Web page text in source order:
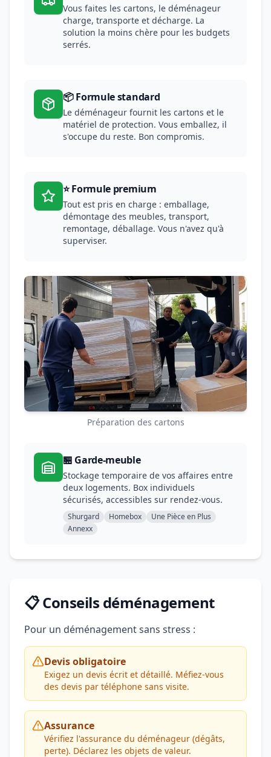
Vous faites les cartons, le déménageur
charge, transporte et décharge. La
solution la moins chère pour les budgets
serrés.
📦 Formule standard
Le déménageur fournit les cartons et le
matériel de protection. Vous emballez, il
s'occupe du reste. Bon compromis.
⭐ Formule premium
Tout est pris en charge : emballage,
démontage des meubles, transport,
remontage, déballage. Vous n'avez qu'à
superviser.
Préparation des cartons
🏪 Garde-meuble
Stockage temporaire de vos affaires entre
deux logements. Box individuels
sécurisés, accessibles sur rendez-vous.
Shurgard Homebox
Une Pièce en Plus
Annexx
📋 Conseils déménagement
Pour un déménagement sans stress :
Devis obligatoire
Exigez un devis écrit et détaillé. Méfiez-vous
des devis par téléphone sans visite.
Assurance
Vérifiez l'assurance du déménageur (dégâts,
perte). Déclarez les objets de valeur.